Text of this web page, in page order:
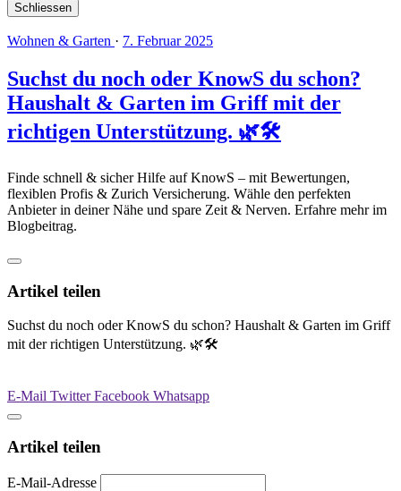
Schliessen
Wohnen & Garten · 7. Februar 2025
Suchst du noch oder KnowS du schon?
Haushalt & Garten im Griff mit der
richtigen Unterstützung. 🌿🛠️
Finde schnell & sicher Hilfe auf KnowS – mit Bewertungen,
flexiblen Profis & Zurich Versicherung. Wähle den perfekten
Anbieter in deiner Nähe und spare Zeit & Nerven. Erfahre mehr im
Blogbeitrag.
Artikel teilen
Suchst du noch oder KnowS du schon? Haushalt & Garten im Griff
mit der richtigen Unterstützung. 🌿🛠️
E-Mail TwitterFacebook Whatsapp
Artikel teilen
E-Mail-Adresse